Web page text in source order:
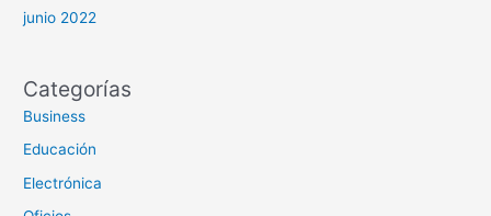
junio 2022
Categorías
Business
Educación
Electrónica